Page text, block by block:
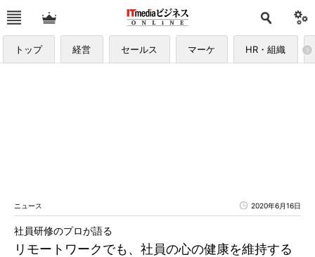
トップ 経営 セールス マーケ HR・組織
ニュース 2020年6月16日
リモートワークでも、社員の心の健康を維持する
社員研修のプロが語る